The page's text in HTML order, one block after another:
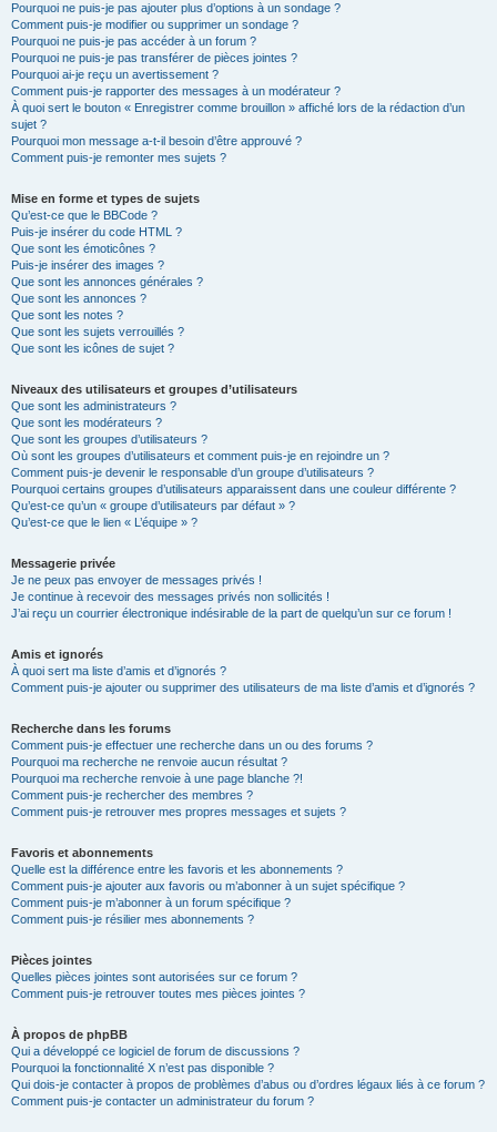
Pourquoi ne puis-je pas ajouter plus d’options à un sondage ?
Comment puis-je modifier ou supprimer un sondage ?
Pourquoi ne puis-je pas accéder à un forum ?
Pourquoi ne puis-je pas transférer de pièces jointes ?
Pourquoi ai-je reçu un avertissement ?
Comment puis-je rapporter des messages à un modérateur ?
À quoi sert le bouton « Enregistrer comme brouillon » affiché lors de la rédaction d’un
sujet ?
Pourquoi mon message a-t-il besoin d’être approuvé ?
Comment puis-je remonter mes sujets ?
Mise en forme et types de sujets
Qu’est-ce que le BBCode ?
Puis-je insérer du code HTML ?
Que sont les émoticônes ?
Puis-je insérer des images ?
Que sont les annonces générales ?
Que sont les annonces ?
Que sont les notes ?
Que sont les sujets verrouillés ?
Que sont les icônes de sujet ?
Niveaux des utilisateurs et groupes d’utilisateurs
Que sont les administrateurs ?
Que sont les modérateurs ?
Que sont les groupes d’utilisateurs ?
Où sont les groupes d’utilisateurs et comment puis-je en rejoindre un ?
Comment puis-je devenir le responsable d’un groupe d’utilisateurs ?
Pourquoi certains groupes d’utilisateurs apparaissent dans une couleur différente ?
Qu’est-ce qu’un « groupe d’utilisateurs par défaut » ?
Qu’est-ce que le lien « L’équipe » ?
Messagerie privée
Je ne peux pas envoyer de messages privés !
Je continue à recevoir des messages privés non sollicités !
J’ai reçu un courrier électronique indésirable de la part de quelqu’un sur ce forum !
Amis et ignorés
À quoi sert ma liste d’amis et d’ignorés ?
Comment puis-je ajouter ou supprimer des utilisateurs de ma liste d’amis et d’ignorés ?
Recherche dans les forums
Comment puis-je effectuer une recherche dans un ou des forums ?
Pourquoi ma recherche ne renvoie aucun résultat ?
Pourquoi ma recherche renvoie à une page blanche ?!
Comment puis-je rechercher des membres ?
Comment puis-je retrouver mes propres messages et sujets ?
Favoris et abonnements
Quelle est la différence entre les favoris et les abonnements ?
Comment puis-je ajouter aux favoris ou m’abonner à un sujet spécifique ?
Comment puis-je m’abonner à un forum spécifique ?
Comment puis-je résilier mes abonnements ?
Pièces jointes
Quelles pièces jointes sont autorisées sur ce forum ?
Comment puis-je retrouver toutes mes pièces jointes ?
À propos de phpBB
Qui a développé ce logiciel de forum de discussions ?
Pourquoi la fonctionnalité X n’est pas disponible ?
Qui dois-je contacter à propos de problèmes d’abus ou d’ordres légaux liés à ce forum ?
Comment puis-je contacter un administrateur du forum ?